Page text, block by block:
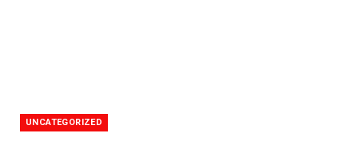
UNCATEGORIZED